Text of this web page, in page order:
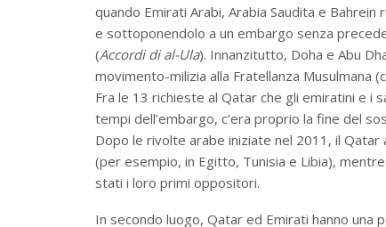
quando Emirati Arabi, Arabia Saudita e
e sottoponendolo a un embargo senza
(Accordi di al-Ula). Innanzitutto, Doha e Abu
movimento-milizia alla Fratellanza Musulmana
Fra le 13 richieste al Qatar che gli emiratini e i
tempi dell’embargo, c’era proprio la fine del
Dopo le rivolte arabe iniziate nel 2011, il
(per esempio, in Egitto, Tunisia e Libia),
stati i loro primi oppositori.
In secondo luogo, Qatar ed Emirati hanno